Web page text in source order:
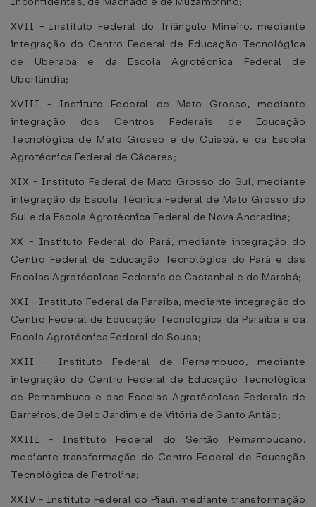
XVII - Instituto Federal do Triângulo Mineiro, mediante
integração do Centro Federal de Educação Tecnológica
de Uberaba e da Escola Agrotécnica Federal de
Uberlândia;
XVIII - Instituto Federal de Mato Grosso, mediante
integração dos Centros Federais de Educação
Tecnológica de Mato Grosso e de Cuiabá, e da Escola
Agrotécnica Federal de Cáceres;
XIX - Instituto Federal de Mato Grosso do Sul, mediante
integração da Escola Técnica Federal de Mato Grosso do
Sul e da Escola Agrotécnica Federal de Nova Andradina;
XX - Instituto Federal do Pará, mediante integração do
Centro Federal de Educação Tecnológica do Pará e das
Escolas Agrotécnicas Federais de Castanhal e de Marabá;
XXI - Instituto Federal da Paraíba, mediante integração do
Centro Federal de Educação Tecnológica da Paraíba e da
Escola Agrotécnica Federal de Sousa;
XXII - Instituto Federal de Pernambuco, mediante
integração do Centro Federal de Educação Tecnológica
de Pernambuco e das Escolas Agrotécnicas Federais de
Barreiros, de Belo Jardim e de Vitória de Santo Antão;
XXIII - Instituto Federal do Sertão Pernambucano,
mediante transformação do Centro Federal de Educação
Tecnológica de Petrolina;
XXIV - Instituto Federal do Piauí, mediante transformação